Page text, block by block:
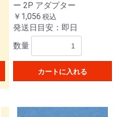
ー 2P アダプター
￥1,056 税込
発送日目安：即日
数量
カートに入れる